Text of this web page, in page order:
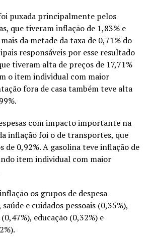
puxada principalmente pelos
que tiveram inflação de 1,83% e
da metade da taxa de 0,71% do
responsáveis por esse resultado
tiveram alta de preços de 17,71%
o item individual com maior
fora de casa também teve alta
com impacto importante na
inflação foi o de transportes, que
de 0,92%. A gasolina teve inflação de
item individual com maior
os grupos de despesa
e cuidados pessoais (0,35%),
educação (0,32%) e